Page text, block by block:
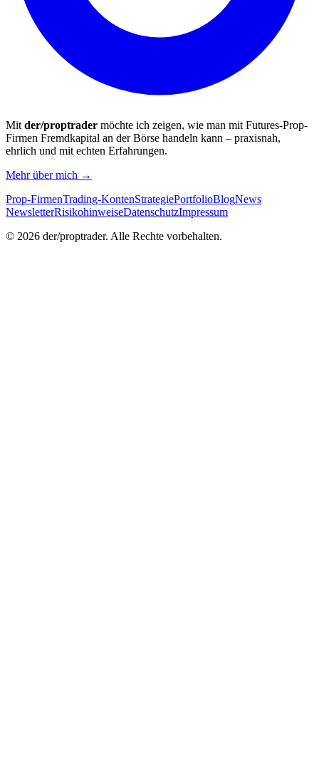
Mit der/proptrader möchte ich zeigen, wie man mit Futures-Prop-
Firmen Fremdkapital an der Börse handeln kann – praxisnah,
ehrlich und mit echten Erfahrungen.
Mehr über mich →
Prop-FirmenTrading-KontenStrategiePortfolioBlogNews
NewsletterRisikohinweiseDatenschutzImpressum
© 2026 der/proptrader. Alle Rechte vorbehalten.